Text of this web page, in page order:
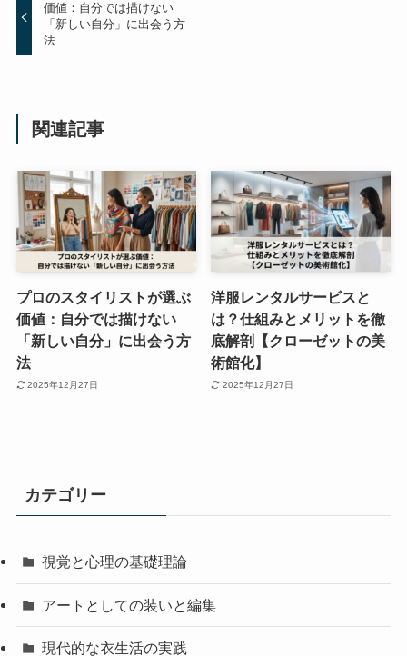
価値：自分では描けない
「新しい自分」に出会う方
法
関連記事
プロのスタイリストが選ぶ
価値：自分では描けない
「新しい自分」に出会う方
法
2025年12月27日
洋服レンタルサービスと
は？仕組みとメリットを徹
底解剖【クローゼットの美
術館化】
2025年12月27日
カテゴリー
視覚と心理の基礎理論
アートとしての装いと編集
現代的な衣生活の実践